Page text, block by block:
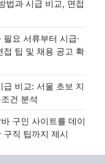
법과 시급 비교, 면접
요 서류부터 시급·
접 팁 및 채용 공고 확
비교: 서울 초보 지
건 분석
구인 사이트를 데이
구직 팁까지 제시